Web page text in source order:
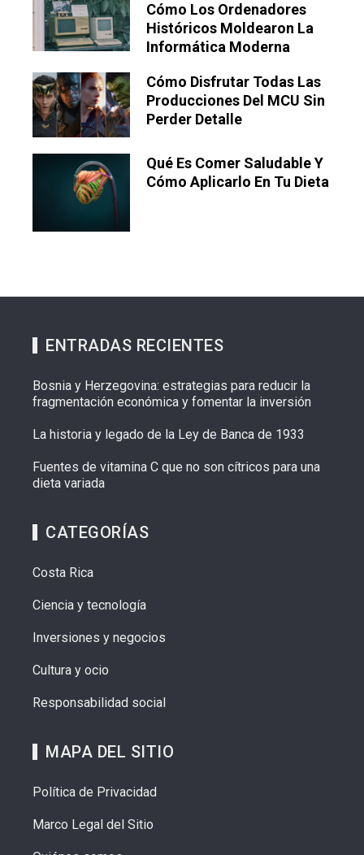
Cómo Los Ordenadores
Históricos Moldearon La
Informática Moderna
Cómo Disfrutar Todas Las
Producciones Del MCU Sin
Perder Detalle
Qué Es Comer Saludable Y
Cómo Aplicarlo En Tu Dieta
ENTRADAS RECIENTES
Bosnia y Herzegovina: estrategias para reducir la
fragmentación económica y fomentar la inversión
La historia y legado de la Ley de Banca de 1933
Fuentes de vitamina C que no son cítricos para una
dieta variada
CATEGORÍAS
Costa Rica
Ciencia y tecnología
Inversiones y negocios
Cultura y ocio
Responsabilidad social
MAPA DEL SITIO
Política de Privacidad
Marco Legal del Sitio